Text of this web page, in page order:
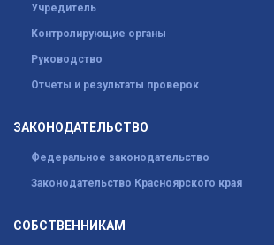
Учредитель
Контролирующие органы
Руководство
Отчеты и результаты проверок
ЗАКОНОДАТЕЛЬСТВО
Федеральное законодательство
Законодательство Красноярского края
СОБСТВЕННИКАМ